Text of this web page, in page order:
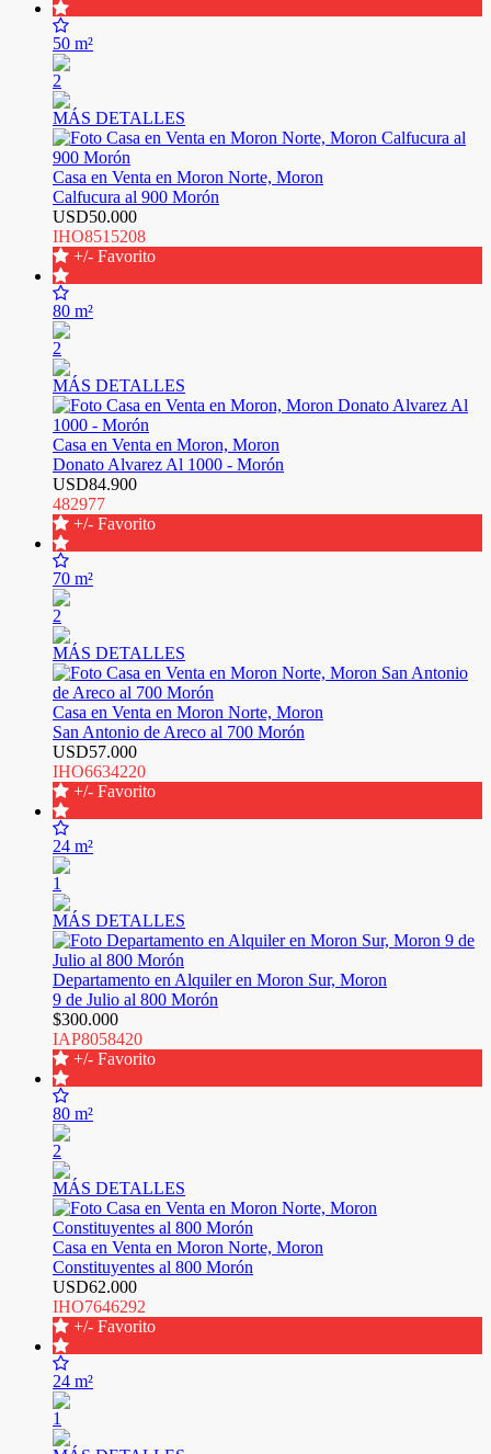
50 m²
2
MÁS DETALLES
Casa en Venta en Moron Norte, Moron
Calfucura al 900 Morón
USD50.000
IHO8515208
+/- Favorito
80 m²
2
MÁS DETALLES
Casa en Venta en Moron, Moron
Donato Alvarez Al 1000 - Morón
USD84.900
482977
+/- Favorito
70 m²
2
MÁS DETALLES
Casa en Venta en Moron Norte, Moron
San Antonio de Areco al 700 Morón
USD57.000
IHO6634220
+/- Favorito
24 m²
1
MÁS DETALLES
Departamento en Alquiler en Moron Sur, Moron
9 de Julio al 800 Morón
$300.000
IAP8058420
+/- Favorito
80 m²
2
MÁS DETALLES
Casa en Venta en Moron Norte, Moron
Constituyentes al 800 Morón
USD62.000
IHO7646292
+/- Favorito
24 m²
1